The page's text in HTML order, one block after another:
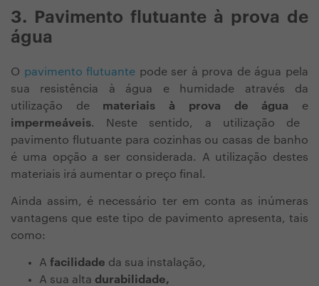
3. Pavimento flutuante à prova de
água
O pavimento flutuante pode ser à prova de água pela
sua resistência à água e humidade através da
utilização de materiais à prova de água e
impermeáveis. Neste sentido, a utilização de
pavimento flutuante para cozinhas ou casas de banho
é uma opção a ser considerada. A utilização destes
materiais irá aumentar o preço final.
Ainda assim, é necessário ter em conta as inúmeras
vantagens que este tipo de pavimento apresenta, tais
como:
A facilidade da sua instalação,
A sua alta durabilidade,